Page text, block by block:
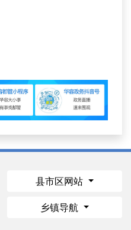
县市区网站
乡镇导航